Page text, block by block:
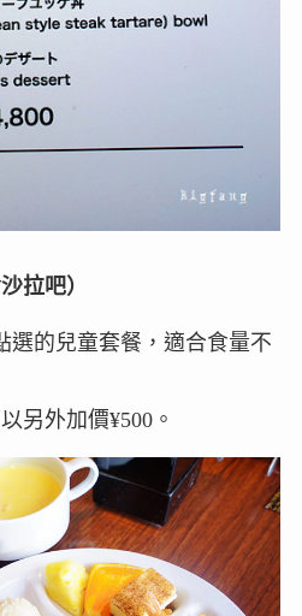
拉吧）
選的兒童套餐，適合食量不
另外加價¥500。